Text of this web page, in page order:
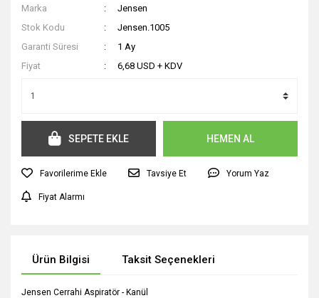
Marka
Jensen
Stok Kodu
Jensen.1005
Garanti Süresi
1 Ay
Fiyat
6,68 USD + KDV
SEPETE EKLE HEMEN AL
Tavsiye Et Yorum Yaz
Fiyat Alarmı
Ürün Bilgisi Taksit Seçenekleri
Jensen Cerrahi Aspiratör - Kanül